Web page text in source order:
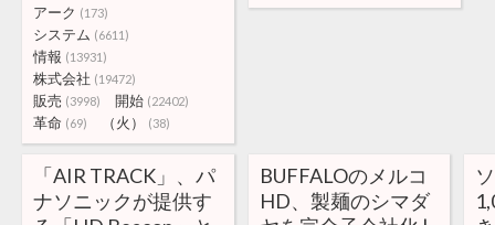
アーク (173)
システム (6611)
情報 (13931)
株式会社 (19472)
販売 (3998) 開始 (22402)
革命 (69) （火） (38)
「AIR TRACK」、パ
ナソニックが提供す
BUFFALOのメルコ
HD、製麺のシマダ